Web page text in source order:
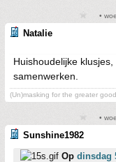
•
Natalie
Huishoudelijke
samenwerken.
(Un)masking for the greater good.
•
Sunshine1982
Op dinsdag